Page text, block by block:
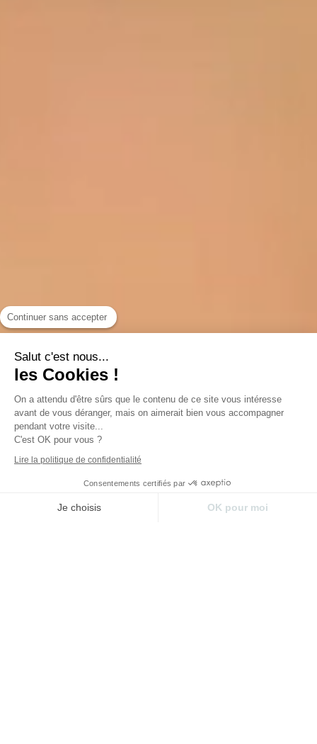
MaisonThevenon
LES FILMS
Continuer sans accepter
Salut c'est nous...
les Cookies !
On a attendu d'être sûrs que le contenu de ce site vous intéresse
avant de vous déranger, mais on aimerait bien vous accompagner
pendant votre visite...
C'est OK pour vous ?
Lire la politique de confidentialité
Consentements certifiés par
Je choisis OK pour moi